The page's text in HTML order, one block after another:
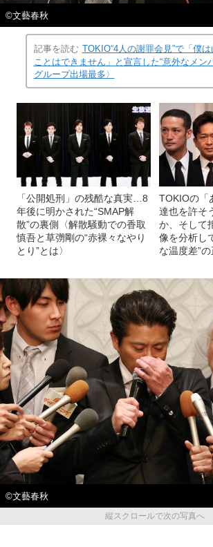
©文藝春秋
記事を読む TOKIO“4人の謝罪会見”で「僕
ことはできません」と宣言した“意外なメン
グループ出場最多〉
「公開処刑」の残酷な真実…8
年後に明かされた“SMAP解
散”の裏側〈解散騒動での香取
慎吾と草彅剛の“赤裸々なやり
とり”とは〉
TOKIOの「
達也を許そ
か、そして
像を分析し
な温度差”
©文藝春秋
縦スクロールで次の写真へ